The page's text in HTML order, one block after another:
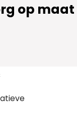
op maat